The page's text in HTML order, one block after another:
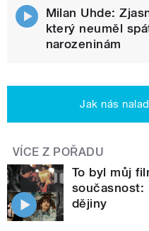
Milan Uhde:
který neuměl
narozeninám
Jak nás
VÍCE Z POŘADU
To byl můj
současnost:
dějiny